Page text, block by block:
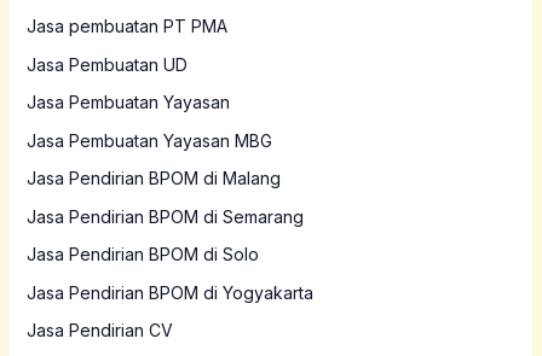
Jasa pembuatan PT PMA
Jasa Pembuatan UD
Jasa Pembuatan Yayasan
Jasa Pembuatan Yayasan MBG
Jasa Pendirian BPOM di Malang
Jasa Pendirian BPOM di Semarang
Jasa Pendirian BPOM di Solo
Jasa Pendirian BPOM di Yogyakarta
Jasa Pendirian CV